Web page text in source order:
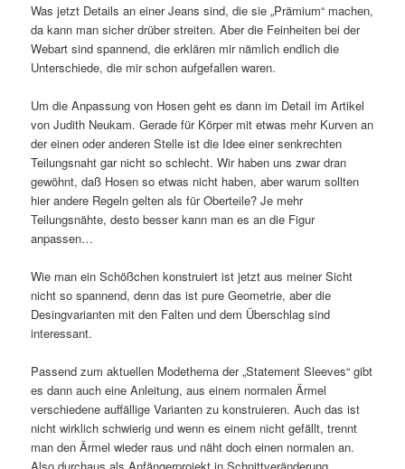
Was jetzt Details an einer Jeans sind, die sie „Prämium“ machen,
da kann man sicher drüber streiten. Aber die Feinheiten bei der
Webart sind spannend, die erklären mir nämlich endlich die
Unterschiede, die mir schon aufgefallen waren.
Um die Anpassung von Hosen geht es dann im Detail im Artikel
von Judith Neukam. Gerade für Körper mit etwas mehr Kurven an
der einen oder anderen Stelle ist die Idee einer senkrechten
Teilungsnaht gar nicht so schlecht. Wir haben uns zwar dran
gewöhnt, daß Hosen so etwas nicht haben, aber warum sollten
hier andere Regeln gelten als für Oberteile? Je mehr
Teilungsnähte, desto besser kann man es an die Figur
anpassen…
Wie man ein Schößchen konstruiert ist jetzt aus meiner Sicht
nicht so spannend, denn das ist pure Geometrie, aber die
Desingvarianten mit den Falten und dem Überschlag sind
interessant.
Passend zum aktuellen Modethema der „Statement Sleeves“ gibt
es dann auch eine Anleitung, aus einem normalen Ärmel
verschiedene auffällige Varianten zu konstruieren. Auch das ist
nicht wirklich schwierig und wenn es einem nicht gefällt, trennt
man den Ärmel wieder raus und näht doch einen normalen an.